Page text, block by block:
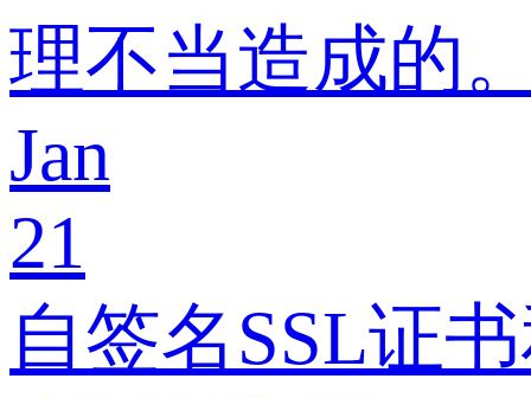
理不当造成的
Jan
21
自签名SSL证